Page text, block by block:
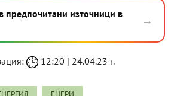
предпочитани източници в
→
12:20 | 24.04.23 г.
ЕНЕРИ